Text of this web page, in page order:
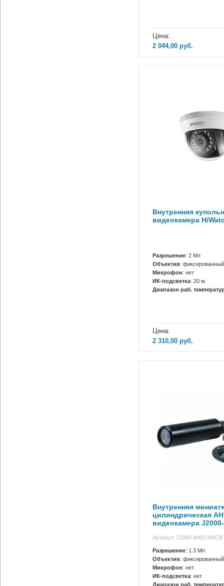
Цена:
2 044,00 руб.
Внутренняя
видеокамера
Разрешение: 2 Мп
Объектив: фиксированный
Микрофон: нет
ИК-подсветка: 20 м
Диапазон раб.
Цена:
2 310,00 руб.
Внутренняя
цилиндрическая
видеокамера
Артикул: J2000-AHD14MCB
Разрешение: 1.3 Мп
Объектив: фиксированный
Микрофон: нет
ИК-подсветка: нет
Диапазон раб.